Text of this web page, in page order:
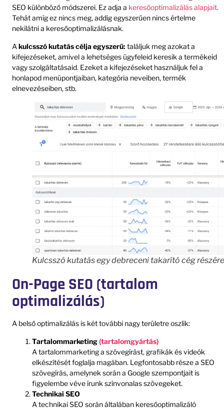
SEO különböző módszerei. Ez adja a keresőoptimalizálás alapjait.
Tehát amíg ez nincs meg, addig egyszerűen nincs értelme
nekilátni a keresőoptimalizálásnak.
Akulcsszó kutatás célja egyszerű: találjuk meg azokat a
kifejezéseket, amivel a lehetséges ügyfeleid keresik a termékeid
vagy szolgáltatásaid. Ezeket a kifejezéseket használjuk fel a
honlapod menüpontjaiban, kategória neveiben, termék
elnevezéseiben, stb.
Kulcsszó kutatás egy debreceni takarító cég részére
On-Page SEO (tartalom
optimalizálás)
A belső optimalizálás is két további nagy területre oszlik:
Tartalommarketing(tartalomgyártás)
A tartalommarketing a szövegírást, grafikák és videók
elkészítését foglalja magában. Legfontosabb része a SEO
szövegírás, amelynek során a Google szempontjait is
figyelembe véve írunk színvonalas szövegeket.
Technikai SEO
A technikai SEO során általában keresőoptimalizáló